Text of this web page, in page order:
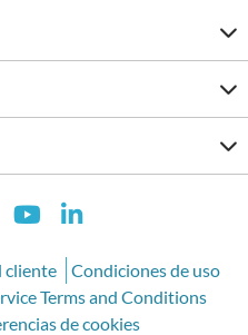
cliente
Condiciones de uso
Terms and Conditions
de cookies